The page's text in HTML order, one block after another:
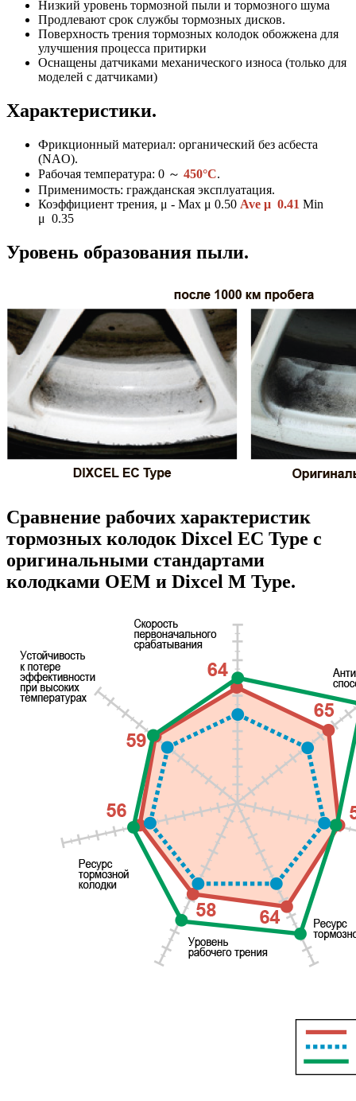
Низкий уровень тормозной пыли и тормозного шума
Продлевают срок службы тормозных дисков.
Поверхность трения тормозных колодок обожжена для
улучшения процесса притирки
Оснащены датчиками механического износа (только для
моделей с датчиками)
Характеристики.
Фрикционный материал: органический без асбеста
(NAO).
Рабочая температура: 0 ～ 450°C.
Применимость: гражданская эксплуатация.
Коэффициент трения, μ - Max μ 0.50 Ave μ 0.41 Min
μ 0.35
Уровень образования пыли.
Сравнение рабочих характеристик
тормозных колодок Dixcel EC Type с
оригинальными стандартами
колодками OEM и Dixcel M Type.